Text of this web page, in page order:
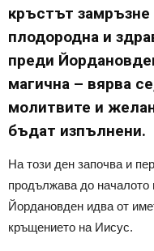
кръстът
плодородна и
преди
магична – вярва
молитвите и
бъдат изпълнени.
На този ден започва и
продължава до началото
Йордановден идва от
кръщението на Иисус.